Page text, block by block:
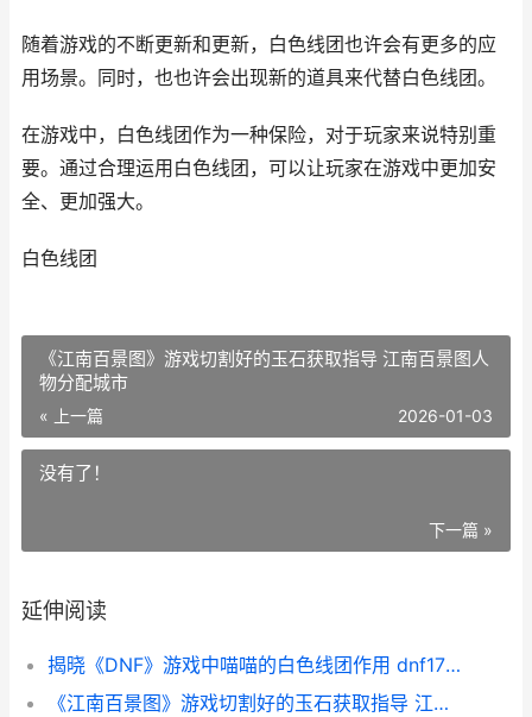
随着游戏的不断更新和更新，白色线团也许会有更多的应
用场景。同时，也也许会出现新的道具来代替白色线团。
在游戏中，白色线团作为一种保险，对于玩家来说特别重
要。通过合理运用白色线团，可以让玩家在游戏中更加安
全、更加强大。
白色线团
《江南百景图》游戏切割好的玉石获取指导 江南百景图人
物分配城市
« 上一篇 2026-01-03
没有了！
下一篇 »
延伸阅读
揭晓《DNF》游戏中喵喵的白色线团作用 dnf173173游戏网
《江南百景图》游戏切割好的玉石获取指导 江南百景图人物分配城市